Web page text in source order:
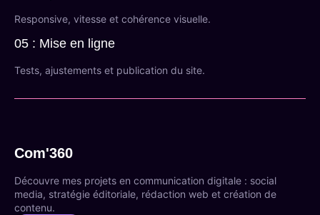
Responsive, vitesse et cohérence visuelle.
05 : Mise en ligne
Tests, ajustements et publication du site.
Com'360
Découvre mes projets en communication digitale : social
media, stratégie éditoriale, rédaction web et création de
contenu.